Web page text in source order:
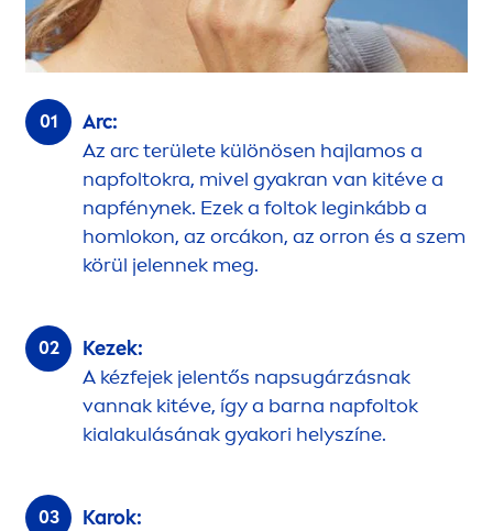
Arc:
Az arc területe különösen hajlamos a
napfoltokra, mivel gyakran van kitéve a
napfénynek. Ezek a foltok leginkább a
homlokon, az orcákon, az orron és a szem
körül jelennek meg.
Kezek:
A kézfejek jelentős napsugárzásnak
vannak kitéve, így a barna napfoltok
kialakulásának gyakori helyszíne.
Karok: